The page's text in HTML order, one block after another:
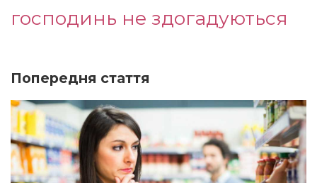
господинь не здогадуються
Попередня стаття